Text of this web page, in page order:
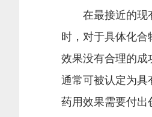
在最接近的现有
时，对于具体化合
效果没有合理的成
通常可被认定为具
药用效果需要付出